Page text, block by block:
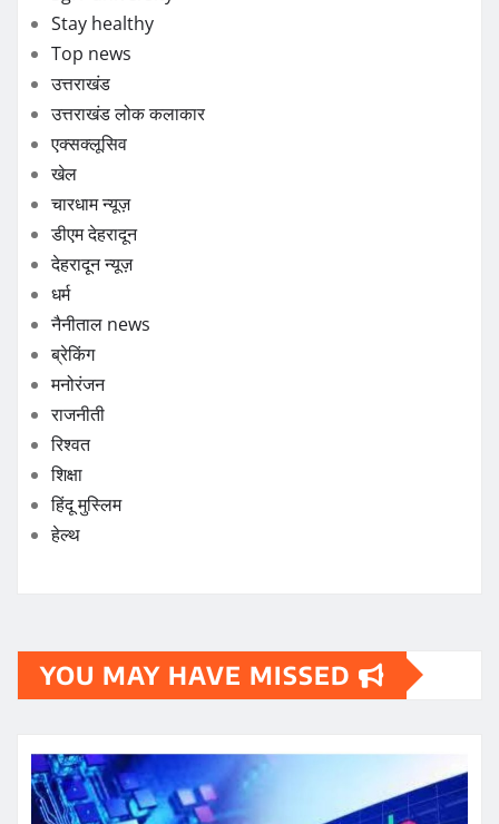
Stay healthy
Top news
उत्तराखंड
उत्तराखंड लोक कलाकार
एक्सक्लूसिव
खेल
चारधाम न्यूज़
डीएम देहरादून
देहरादून न्यूज़
धर्म
नैनीताल news
ब्रेकिंग
मनोरंजन
राजनीती
रिश्वत
शिक्षा
हिंदू मुस्लिम
हेल्थ
YOU MAY HAVE MISSED